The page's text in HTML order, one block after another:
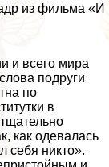
из фильма «И
и всего мира
подруги
по
в
как одевалась
себя никто».